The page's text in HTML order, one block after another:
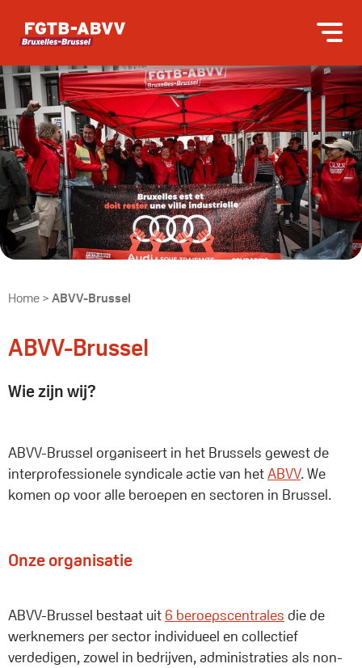
Home>ABVV-Brussel
ABVV-Brussel
Wie zijn wij?
ABVV-Brussel organiseert in het Brussels gewest de
interprofessionele syndicale actie van hetABVV. We
komen op voor alle beroepen en sectoren in Brussel.
Onze organisatie
ABVV-Brussel bestaat uit 6 beroepscentrales die de
werknemers per sector individueel en collectief
verdedigen, zowel in bedrijven, administraties als non-